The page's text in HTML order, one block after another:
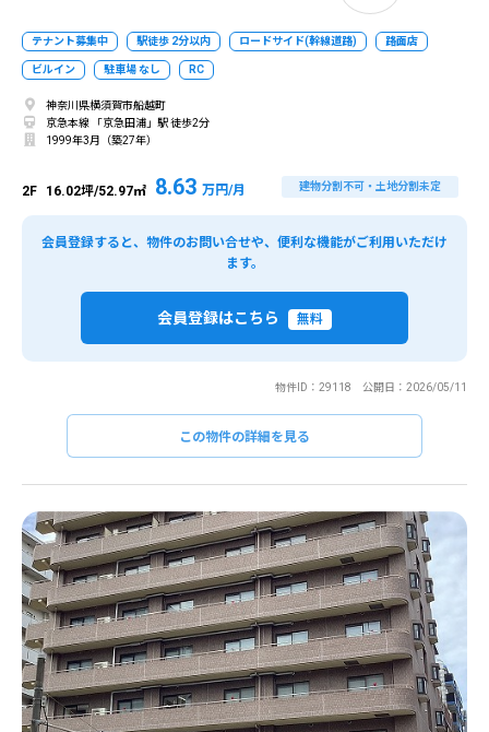
テナント募集中 駅徒歩 2分以内 ロードサイド(幹線道路) 路面店
ビルイン 駐車場 なし RC
神奈川県横須賀市船越町
京急本線 「京急田浦」駅 徒歩2分
1999年3月（築27年）
2F 16.02坪/52.97㎡ 8.63 万円/月 建物分割不可・土地分割未定
会員登録すると、物件のお問い合せや、便利な機能がご利用いただけ
ます。
会員登録はこちら 無料
物件ID：29118 公開日：2026/05/11
この物件の詳細を見る